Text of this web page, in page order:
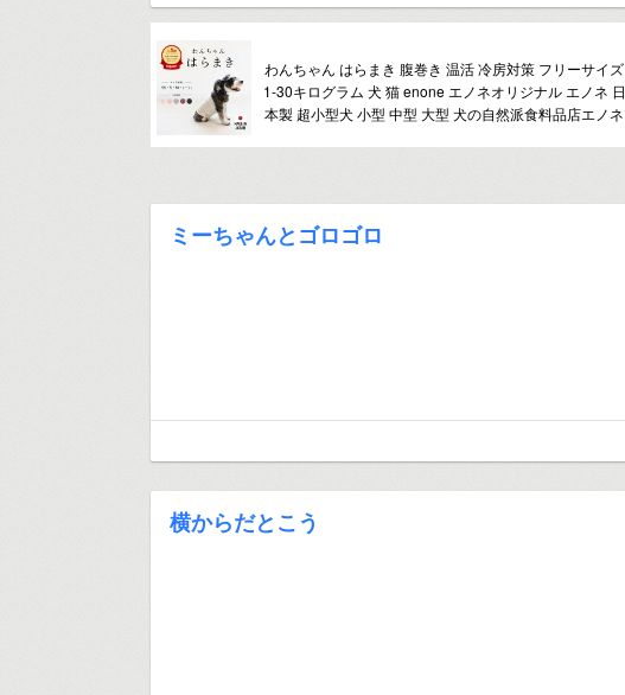
わんちゃん はらまき 腹巻き 温活 冷房対策 フリーサイズ
1-30キログラム 犬 猫 enone エノネオリジナル エノネ 日
本製 超小型犬 小型 中型 大型 犬の自然派食料品店エノネ
ミーちゃんとゴロゴロ
横からだとこう